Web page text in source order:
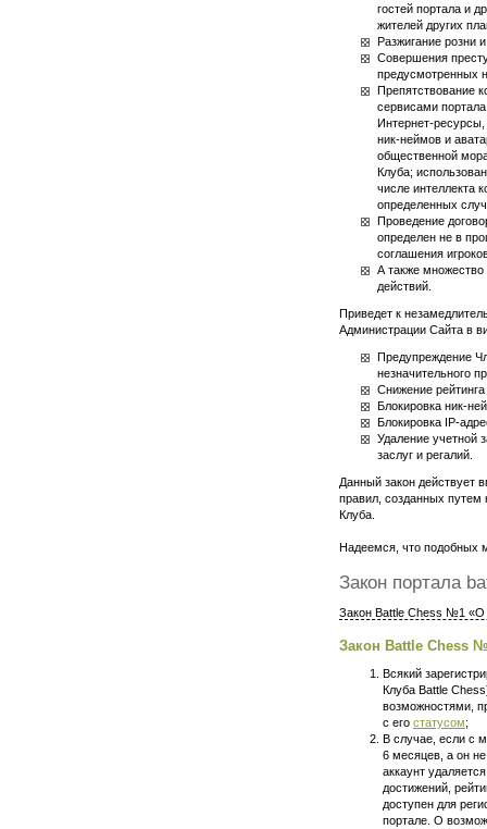
гостей портала и
жителей других
Разжигание розни
Совершения
предусмотренных
Препятствование
сервисами
Интернет-ресурсы,
ник-неймов и
общественной
Клуба;
числе интеллекта
определенных
Проведение
определен не в
соглашения
А также
действий.
Приведет к
Администрации Сайта в
Предупреждение
незначительного
Снижение рейтинга
Блокировка ник-
Блокировка IP-
Удаление учетной
заслуг и регалий.
Данный закон действует
правил, созданных путем
Клуба.
Надеемся, что подобных
Закон портала
Закон Battle Chess №1 «О
Закон Battle Chess
Всякий
Клуба Battle
возможностями,
с его статусом;
В случае, если с
6 месяцев, а он
аккаунт
достижений,
доступен для
портале. О